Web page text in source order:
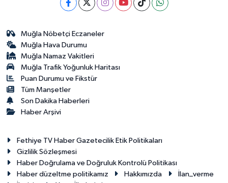
Muğla Nöbetçi Eczaneler
Muğla Hava Durumu
Muğla Namaz Vakitleri
Muğla Trafik Yoğunluk Haritası
Puan Durumu ve Fikstür
Tüm Manşetler
Son Dakika Haberleri
Haber Arşivi
Fethiye TV Haber Gazetecilik Etik Politikaları
Gizlilik Sözleşmesi
Haber Doğrulama ve Doğruluk Kontrolü Politikası
Haber düzeltme politikamız
Hakkımızda
İlan_verme